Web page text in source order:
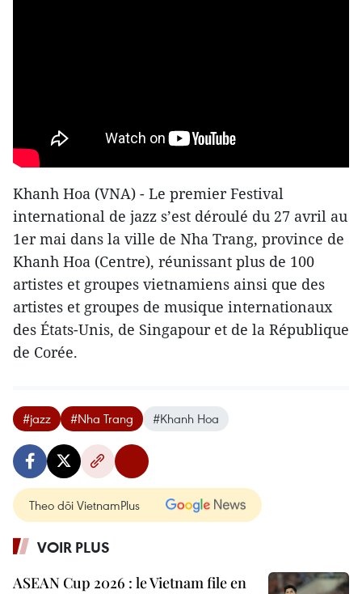
Khanh Hoa (VNA) - Le premier Festival
international de jazz s’est déroulé du 27 avril au
1er mai dans la ville de Nha Trang, province de
Khanh Hoa (Centre), réunissant plus de 100
artistes et groupes vietnamiens ainsi que des
artistes et groupes de musique internationaux
des États-Unis, de Singapour et de la République
de Corée.
#jazz #Nha Trang #Khanh Hoa
Theo dõi VietnamPlus
VOIR PLUS
ASEAN Cup 2026 : le Vietnam file en